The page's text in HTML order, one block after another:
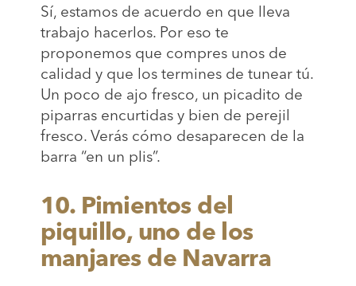
Sí, estamos de acuerdo en que lleva
trabajo hacerlos. Por eso te
proponemos que compres unos de
calidad y que los termines de tunear tú.
Un poco de ajo fresco, un picadito de
piparras encurtidas y bien de perejil
fresco. Verás cómo desaparecen de la
barra “en un plis”.
10. Pimientos del
piquillo, uno de los
manjares de Navarra